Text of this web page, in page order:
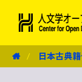
日本古典籍